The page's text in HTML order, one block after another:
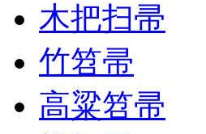
木把扫帚
竹笤帚
高粱笤帚